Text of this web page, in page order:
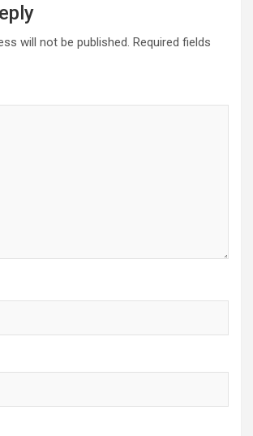
will not be published. Required fields